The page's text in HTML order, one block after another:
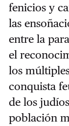
fenicios y
las
entre la
el
los
conquista
de los
población